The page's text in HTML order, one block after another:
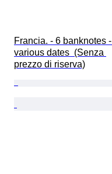
Francia. - 6 banknotes -
various dates  (Senza
prezzo di riserva)